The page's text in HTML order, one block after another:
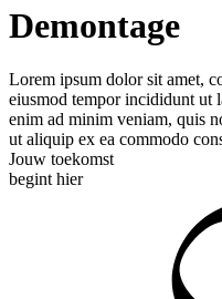
Demontage
Lorem ipsum dolor sit amet,
eiusmod tempor incididunt ut
enim ad minim veniam, quis
ut aliquip ex ea commodo
Jouw toekomst
begint hier